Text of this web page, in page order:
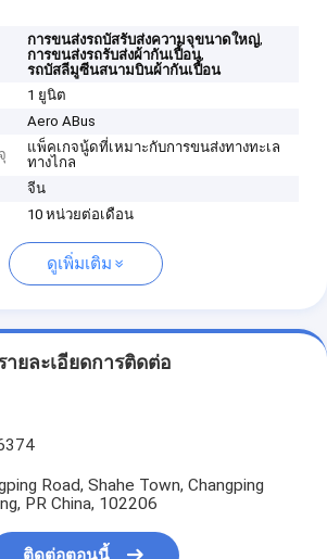
การขนส่งรถบัสรับส่งความจุขนาดใหญ่,
การขนส่งรถรับส่งผ้ากันเปื้อน,
รถบัสลีมูซีนสนามบินผ้ากันเปื้อน
1 ยูนิต
Aero ABus
แพ็คเกจนู้ดที่เหมาะกับการขนส่งทางทะเล
ทางไกล
จีน
10 หน่วยต่อเดือน
ดูเพิ่มเติม
ายละเอียดการติดต่อ
Road, Shahe Town, Changping
PR China, 102206